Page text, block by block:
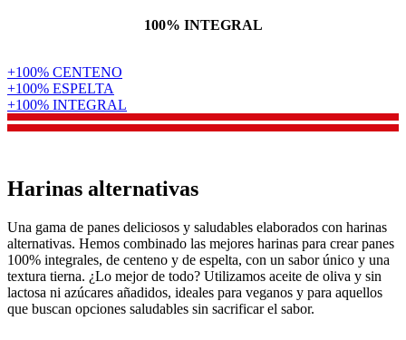
100% INTEGRAL
+100% CENTENO
+100% ESPELTA
+100% INTEGRAL
Harinas alternativas
Una gama de panes deliciosos y saludables elaborados con harinas
alternativas. Hemos combinado las mejores harinas para crear panes
100% integrales, de centeno y de espelta, con un sabor único y una
textura tierna. ¿Lo mejor de todo? Utilizamos aceite de oliva y sin
lactosa ni azúcares añadidos, ideales para veganos y para aquellos
que buscan opciones saludables sin sacrificar el sabor.